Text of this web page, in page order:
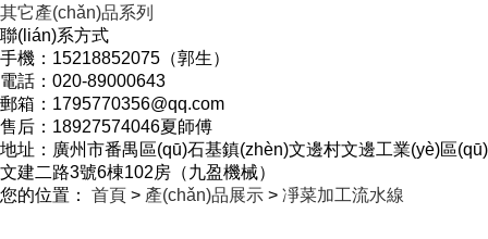
其它產(chǎn)品系列
聯(lián)系方式
手機：15218852075（郭生）
電話：020-89000643
郵箱：1795770356@qq.com
售后：18927574046夏師傅
地址：廣州市番禺區(qū)石基鎮(zhèn)文邊村文邊工業(yè)區(qū)
文建二路3號6棟102房（九盈機械）
您的位置： 首頁 > 產(chǎn)品展示 > 凈菜加工流水線